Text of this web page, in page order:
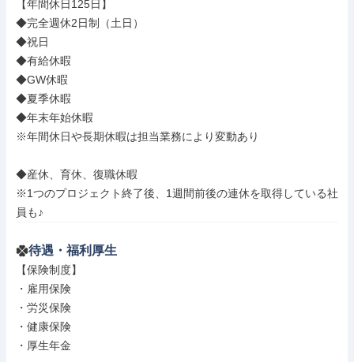
【年間休日125日】
◆完全週休2日制（土日）
◆祝日
◆有給休暇
◆GW休暇
◆夏季休暇
◆年末年始休暇
※年間休日や長期休暇は担当業務により変動あり
◆産休、育休、復職休暇
※1つのプロジェクト終了後、1週間前後の連休を取得している社
員も♪
待遇・福利厚生
【保険制度】
・雇用保険
・労災保険
・健康保険
・厚生年金